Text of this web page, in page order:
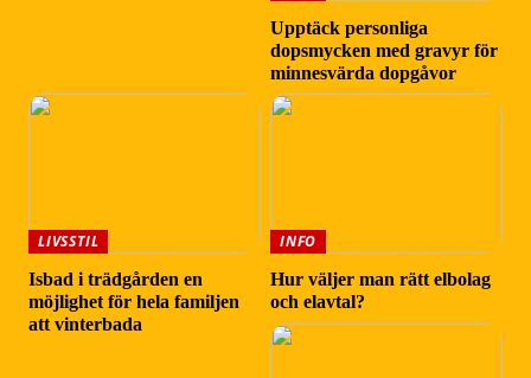
Upptäck personliga
dopsmycken med gravyr för
minnesvärda dopgåvor
LIVSSTIL
Isbad i trädgården en
möjlighet för hela familjen
att vinterbada
INFO
Hur väljer man rätt elbolag
och elavtal?